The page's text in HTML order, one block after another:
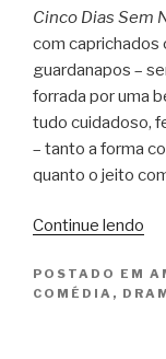
Cinco Dias Sem
com caprichados
guardanapos –
forrada por uma
tudo cuidadoso,
– tanto a forma
quanto o jeito
Continue lendo
POSTADO EM
COMÉDIA ,